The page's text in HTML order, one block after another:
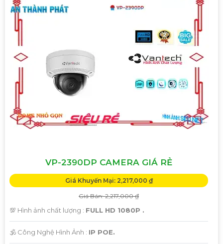
VP-2390DP CAMERA GIÁ RẺ
Giá Khuyến Mại: 2,217,000 ₫
Giá Bán: 2,217,000 ₫
💯 Hình ảnh chất lượng : FULL HD 1080P .
🕉️ Công Nghệ Hình Ảnh : IP POE.